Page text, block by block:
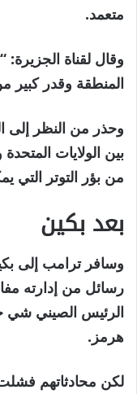
متعمد.
وقال لقناة
المنطقة وقدر كبير
وحذر من النظر إلى
بين الولايات
من بؤر التوتر التي
بعد بكين
وسافر ترامب إلى
رسائل من إدارته
الرئيس الصيني شي
هرمز.
لكن محادثاتهم